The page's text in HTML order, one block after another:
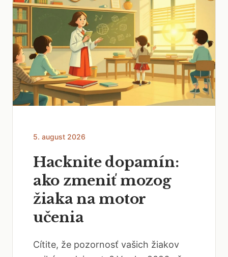
5. august 2026
Hacknite dopamín:
ako zmeniť mozog
žiaka na motor
učenia
Cítite, že pozornosť vašich žiakov